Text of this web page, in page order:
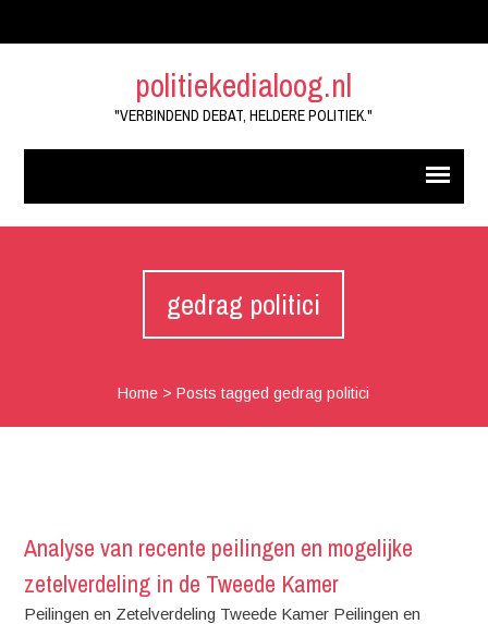
politiekedialoog.nl
"VERBINDEND DEBAT, HELDERE POLITIEK."
gedrag politici
Home >Posts tagged gedrag politici
Analyse van recente peilingen en mogelijke
zetelverdeling in de Tweede Kamer
Peilingen en Zetelverdeling Tweede Kamer Peilingen en